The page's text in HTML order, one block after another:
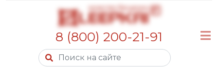
8 (800) 200-21-91